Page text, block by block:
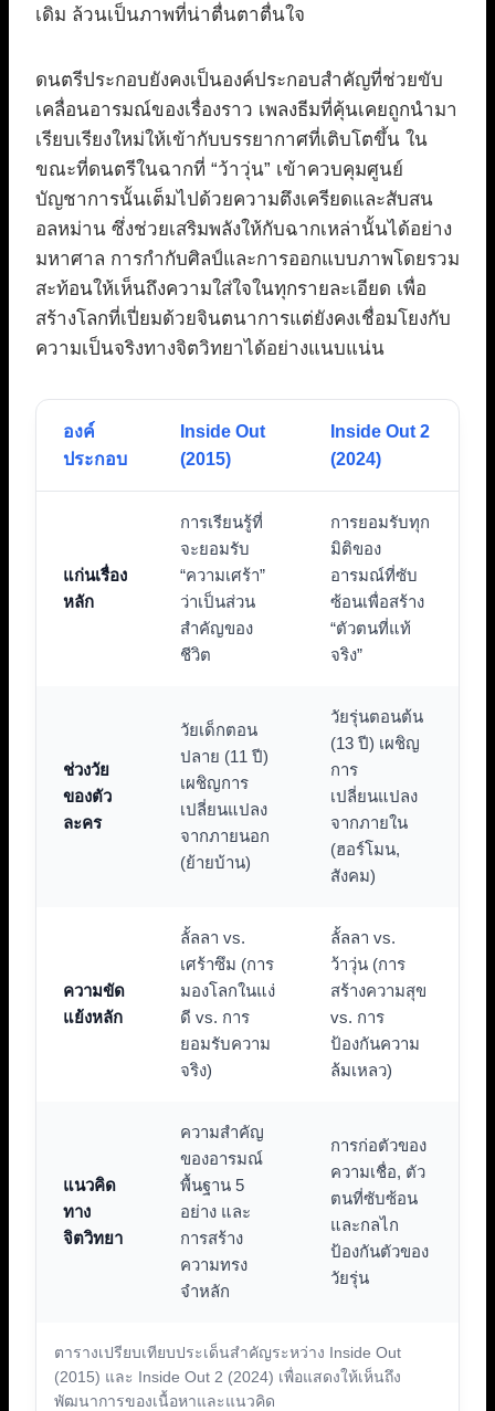
เดิม ล้วนเป็นภาพที่น่าตื่นตาตื่นใจ
ดนตรีประกอบยังคงเป็นองค์ประกอบสำคัญที่ช่วยขับ
เคลื่อนอารมณ์ของเรื่องราว เพลงธีมที่คุ้นเคยถูกนำมา
เรียบเรียงใหม่ให้เข้ากับบรรยากาศที่เติบโตขึ้น ใน
ขณะที่ดนตรีในฉากที่ “ว้าวุ่น” เข้าควบคุมศูนย์
บัญชาการนั้นเต็มไปด้วยความตึงเครียดและสับสน
อลหม่าน ซึ่งช่วยเสริมพลังให้กับฉากเหล่านั้นได้อย่าง
มหาศาล การกำกับศิลป์และการออกแบบภาพโดยรวม
สะท้อนให้เห็นถึงความใส่ใจในทุกรายละเอียด เพื่อ
สร้างโลกที่เปี่ยมด้วยจินตนาการแต่ยังคงเชื่อมโยงกับ
ความเป็นจริงทางจิตวิทยาได้อย่างแนบแน่น
ตารางเปรียบเทียบประเด็นสำคัญระหว่าง Inside Out
(2015) และ Inside Out 2 (2024) เพื่อแสดงให้เห็นถึง
พัฒนาการของเนื้อหาและแนวคิด
องค์
ประกอบ
Inside Out
(2015)
Inside Out 2
(2024)
แก่นเรื่อง
หลัก
การเรียนรู้ที่
จะยอมรับ
“ความเศร้า”
ว่าเป็นส่วน
สำคัญของ
ชีวิต
การยอมรับทุก
มิติของ
อารมณ์ที่ซับ
ซ้อนเพื่อสร้าง
“ตัวตนที่แท้
จริง”
ช่วงวัย
ของตัว
ละคร
วัยเด็กตอน
ปลาย (11 ปี)
เผชิญการ
เปลี่ยนแปลง
จากภายนอก
(ย้ายบ้าน)
วัยรุ่นตอนต้น
(13 ปี) เผชิญ
การ
เปลี่ยนแปลง
จากภายใน
(ฮอร์โมน,
สังคม)
ความขัด
แย้งหลัก
ลั้ลลา vs.
เศร้าซึม (การ
มองโลกในแง่
ดี vs. การ
ยอมรับความ
จริง)
ลั้ลลา vs.
ว้าวุ่น (การ
สร้างความสุข
vs. การ
ป้องกันความ
ล้มเหลว)
แนวคิด
ทาง
จิตวิทยา
ความสำคัญ
ของอารมณ์
พื้นฐาน 5
อย่าง และ
การสร้าง
ความทรง
จำหลัก
การก่อตัวของ
ความเชื่อ, ตัว
ตนที่ซับซ้อน
และกลไก
ป้องกันตัวของ
วัยรุ่น